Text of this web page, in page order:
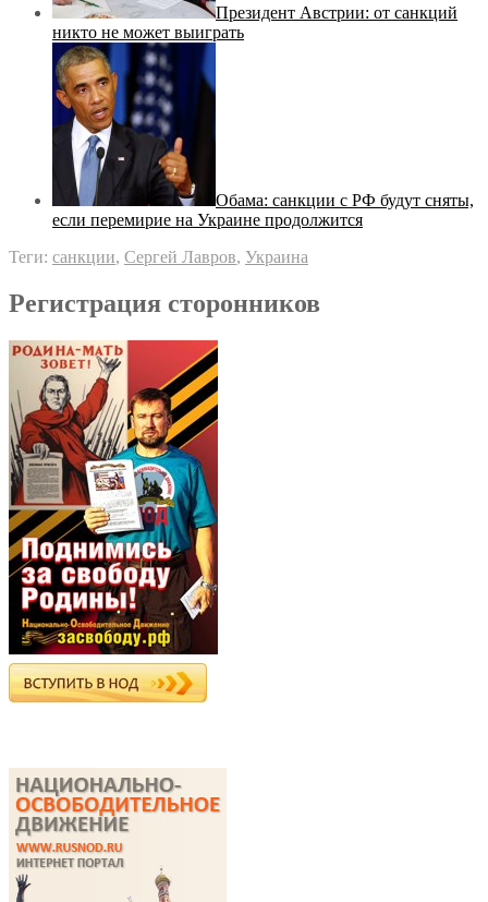
Президент Австрии: от санкций
никто не может выиграть
Обама: санкции с РФ будут сняты,
если перемирие на Украине продолжится
Теги: санкции, Сергей Лавров, Украина
Регистрация сторонников